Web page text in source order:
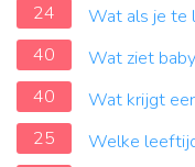
24
Wat als je te
40
Wat ziet
40
Wat krijgt
25
Welke